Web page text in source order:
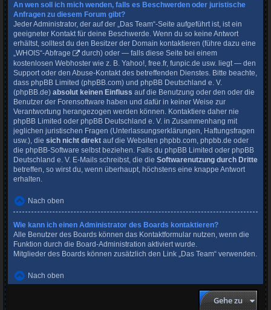
An wen soll ich mich wenden, falls es Beschwerden oder juristische
Anfragen zu diesem Forum gibt?
Jeder Administrator, der auf der „Das Team“-Seite aufgeführt ist, ist ein
geeigneter Kontakt für deine Beschwerde. Wenn du so keine Antwort
erhältst, solltest du den Besitzer der Domain kontaktieren (führe dazu eine
„WHOIS“-Abfrage
durch) oder — falls diese Seite bei einem
kostenlosen Webhoster wie z. B. Yahoo!, free.fr, funpic.de usw. liegt — den
Support oder den Abuse-Kontakt des betreffenden Dienstes. Bitte beachte,
dass phpBB Limited (phpBB.com) und phpBB Deutschland e. V.
(phpBB.de) absolut keinen Einfluss auf die Benutzung oder den oder die
Benutzer der Forensoftware haben und dafür in keiner Weise zur
Verantwortung herangezogen werden können. Kontaktiere daher nie
phpBB Limited oder phpBB Deutschland e. V. in Zusammenhang mit
jeglichen juristischen Fragen (Unterlassungserklärungen, Haftungsfragen
usw.), die sich nicht direkt auf die Websiten phpbb.com, phpbb.de oder
die phpBB-Software selbst beziehen. Falls du phpBB Limited oder phpBB
Deutschland e. V. E-Mails schreibst, die die Softwarenutzung durch Dritte
betreffen, so wirst du, wenn überhaupt, höchstens eine knappe Antwort
erhalten.
Nach oben
Wie kann ich einen Administrator des Boards kontaktieren?
Alle Benutzer des Boards können das Kontaktformular nutzen, wenn die
Funktion durch die Board-Administration aktiviert wurde.
Mitglieder des Boards können zusätzlich den Link „Das Team“ verwenden.
Nach oben
Gehe zu